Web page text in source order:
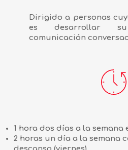
Dirigido a personas
es desarrollar
comunicación
1 hora dos días a la semana
2 horas un día a la semana